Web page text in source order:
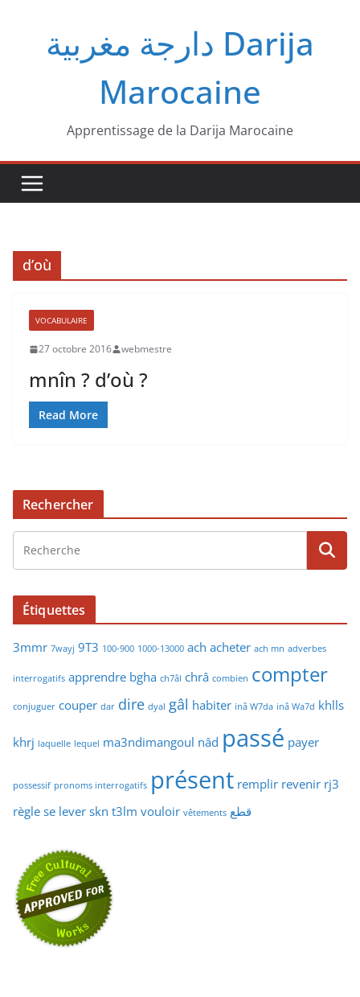
contenuدارجة مغربية‎ Darija
Marocaine
Apprentissage de la Darija Marocaine
d’où
VOCABULAIRE
27 octobre 2016 webmestre
mnîn ? d’où ?
Read More
Rechercher
Étiquettes
3mmr 7wayj 9T3 100-900 1000-13000 ach acheter ach mn adverbes
interrogatifs apprendre bgha ch7âl chrâ combien compter
conjuguer couper dar dire dyal gâl habiter inâ W7da inâ Wa7d khlls
khrj laquelle lequel ma3ndimangoul nâd passé payer
possessif pronoms interrogatifs présent remplir revenir rj3
règle se lever skn t3lm vouloir vêtements قطع